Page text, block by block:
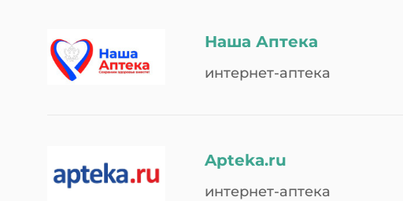
Наша Аптека
интернет-аптека
Apteka.ru
интернет-аптека